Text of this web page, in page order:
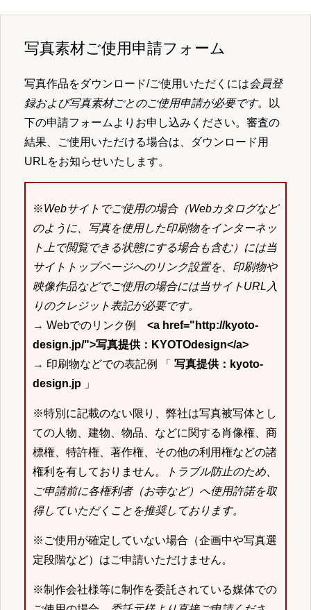
写真素材ご使用申請フォーム
写真作品をダウンロード/ご使用いただくには会員登
録および写真素材ごとのご使用申請が必要です。以
下の申請フォームよりお申し込みください。審査の
結果、ご使用いただける場合は、ダウンロード用
URLをお知らせいたします。
※Webサイトでご使用の場合（Webカタログなど
のように、写真を使用した印刷物をインターネッ
ト上で閲覧できる状態にする場合も含む）には当
サイトトップページへのリンク設置を、印刷物や
映像作品などでご使用の場合には当サイトURL入
りのクレジット表記が必要です。
→ Webでのリンク例 <a href="http://kyoto-
design.jp/">写真提供：KYOTOdesign</a>
→ 印刷物などでの表記例 「 写真提供：kyoto-
design.jp 」
※特別に記載のない限り、弊社は写真被写体とし
ての人物、建物、物品、などに関する肖像権、商
標権、特許権、著作権、その他の利用権などの諸
権利を有しておりません。
トラブル防止のため、
ご申請前に各権利者（お寺など）へ使用許諾を取
得していただくことを推奨しております。
※ご使用が確定していない場合（企画中や写真選
定段階など）はご申請いただけません。
※制作会社様等に制作を委託されている媒体での